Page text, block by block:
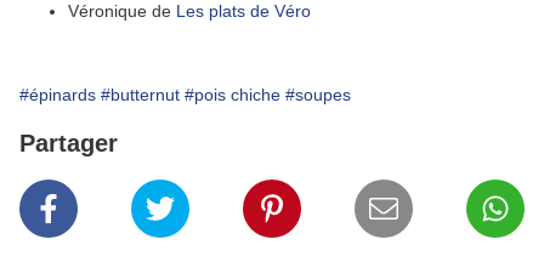
Véronique de Les plats de Véro
#épinards #butternut #pois chiche #soupes
Partager